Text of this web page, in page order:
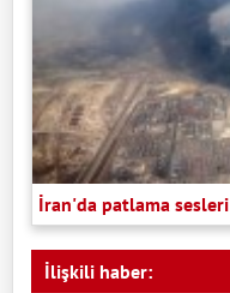
İran'da patlama sesleri
İlişkili haber: